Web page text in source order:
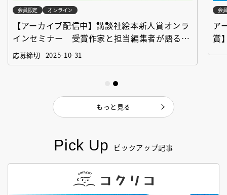
Pick Up ピックアップ記事
会員限定 オンライン
【アーカイブ配信中】講談社絵本新人賞オンラ
インセミナー 受賞作家と担当編集者が語る
「絵本創作実践講座」
応募締切 2025-10-31
会
ア
賞
もっと見る